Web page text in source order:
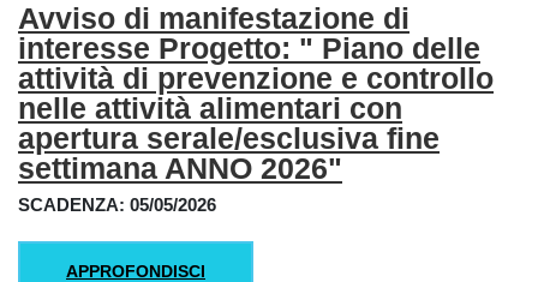
Avviso di manifestazione di
interesse Progetto: " Piano delle
attività di prevenzione e controllo
nelle attività alimentari con
apertura serale/esclusiva fine
settimana ANNO 2026"
SCADENZA: 05/05/2026
APPROFONDISCI